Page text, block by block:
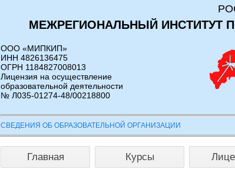
МЕЖРЕГИОНАЛЬНЫЙ ИНСТИТУТ
ООО «МИПКИП»
ИНН 4826136475
ОГРН 1184827008013
Лицензия на осуществление
образовательной деятельности
№ Л035-01274-48/00218800
СВЕДЕНИЯ ОБ ОБРАЗОВАТЕЛЬНОЙ ОРГАНИЗАЦИИ
Главная Курсы